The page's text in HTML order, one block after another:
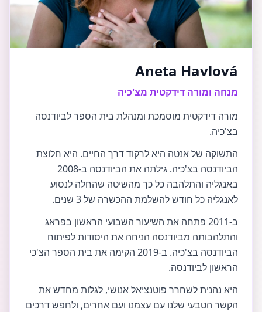
Aneta Havlová
מנחה ומורה דידקטית מצ'כיה
מורה דידקטית מוסמכת ומנהלת בית הספר לביודנסה
בצ'כיה.
התשוקה של אנטה היא לרקוד דרך החיים. היא חלוצת
הביודנסה בצ'כיה. גילתה את הביודנסה ב-2008
באנגליה והתלהבה כל כך מהשיטה שהחלה לנסוע
לאנגליה כל חודש להשלמת ההכשרה של 3 שנים.
ב-2011 פתחה את השיעור השבועי הראשון בפראג
והתלהבותה מביודנסה הניחה את היסודות לפיתוח
הביודנסה בצ'כיה. ב-2019 הקימה את בית הספר הצ'כי
הראשון לביודנסה.
היא נהנית לשחרר פוטנציאל אנושי, לגלות מחדש את
הקשר הטבעי שלנו עם עצמנו ועם אחרים, ולחפש דרכים